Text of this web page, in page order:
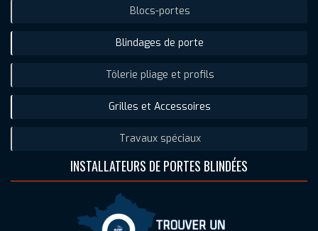
Blocs-portes
Blindages de porte
Tôlerie pliage et profils
Grilles et Accessoires
Travaux spéciaux
INSTALLATEURS DE PORTES BLINDÉES